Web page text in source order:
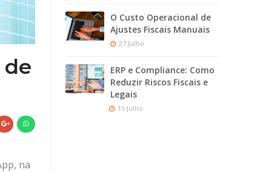
na
O Custo Operacional de
Ajustes Fiscais Manuais
27 Julho
ERP e Compliance: Como
Reduzir Riscos Fiscais e
Legais
15 Julho